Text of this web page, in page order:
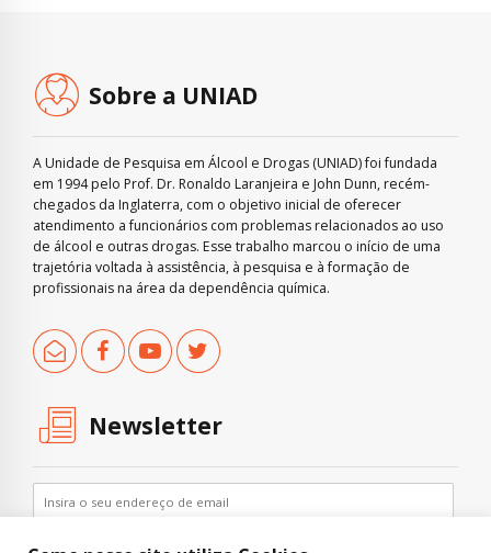
Sobre a UNIAD
A Unidade de Pesquisa em Álcool e Drogas (UNIAD) foi fundada
em 1994 pelo Prof. Dr. Ronaldo Laranjeira e John Dunn, recém-
chegados da Inglaterra, com o objetivo inicial de oferecer
atendimento a funcionários com problemas relacionados ao uso
de álcool e outras drogas. Esse trabalho marcou o início de uma
trajetória voltada à assistência, à pesquisa e à formação de
profissionais na área da dependência química.
Newsletter